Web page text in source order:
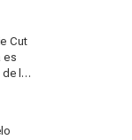
Cut
es
los